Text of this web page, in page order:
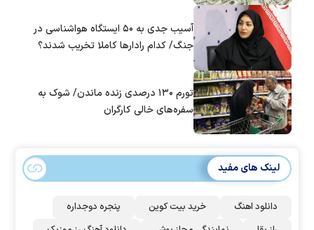
آسیب جدی به ۵۰ ایستگاه هواشناسی در
جنگ/ کدام رادار‌ها کاملا تخریب شدند؟
تورم ۱۳۰ درصدی زنده ماندن/ شوک به
سفره‌های خالی کارگران
لینک های مفید
دانلود اهنگ خرید بیت کوین
پنجره دوجداره